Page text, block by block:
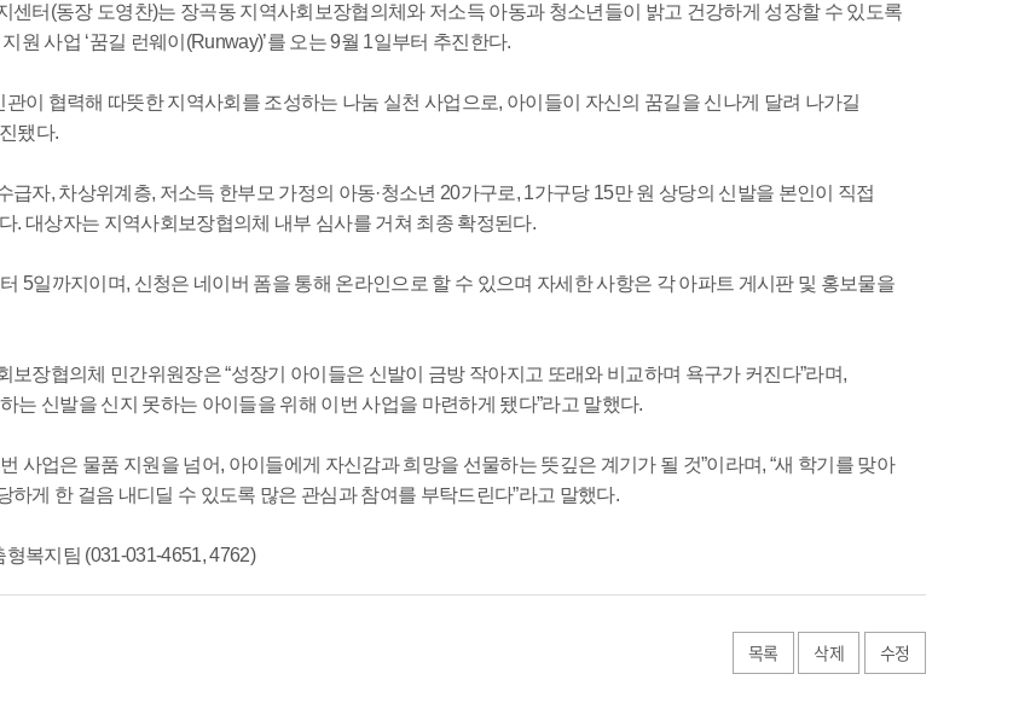
센터(동장 도영찬)는 장곡동 지역사회보장협의체와 저소득 아동과 청소년들이 밝고 건강하게 성장할 수 있도록
원 사업 ‘꿈길 런웨이(Runway)’를 오는 9월 1일부터 추진한다.
관이 협력해 따뜻한 지역사회를 조성하는 나눔 실천 사업으로, 아이들이 자신의 꿈길을 신나게 달려 나가길
됐다.
급자, 차상위계층, 저소득 한부모 가정의 아동·청소년 20가구로, 1가구당 15만 원 상당의 신발을 본인이 직접
. 대상자는 지역사회보장협의체 내부 심사를 거쳐 최종 확정된다.
5일까지이며, 신청은 네이버 폼을 통해 온라인으로 할 수 있으며 자세한 사항은 각 아파트 게시판 및 홍보물을
보장협의체 민간위원장은 “성장기 아이들은 신발이 금방 작아지고 또래와 비교하며 욕구가 커진다”라며,
는 신발을 신지 못하는 아이들을 위해 이번 사업을 마련하게 됐다”라고 말했다.
사업은 물품 지원을 넘어, 아이들에게 자신감과 희망을 선물하는 뜻깊은 계기가 될 것”이라며, “새 학기를 맞아
하게 한 걸음 내디딜 수 있도록 많은 관심과 참여를 부탁드린다”라고 말했다.
복지팀 (031-031-4651, 4762)
목록 삭제 수정